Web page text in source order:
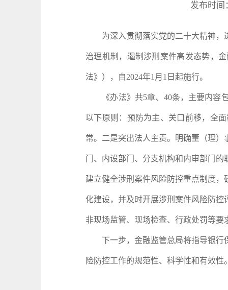
发布时间
为深入贯彻落实党的二十大精神，
治理机制，遏制涉刑案件高发态势，
法》），自2024年1月1日起施行。
《办法》共5章、40条，主要内容包
以下原则：预防为主、关口前移，全
常。二是突出法人主责。明确董（理
门、内设部门、分支机构和内审部门
建立健全涉刑案件风险防控重点制度
化建设，并及时开展涉刑案件风险防
非现场监管、现场检查、行政处罚等要
下一步，金融监管总局将指导银行
险防控工作的规范性、科学性和有效性